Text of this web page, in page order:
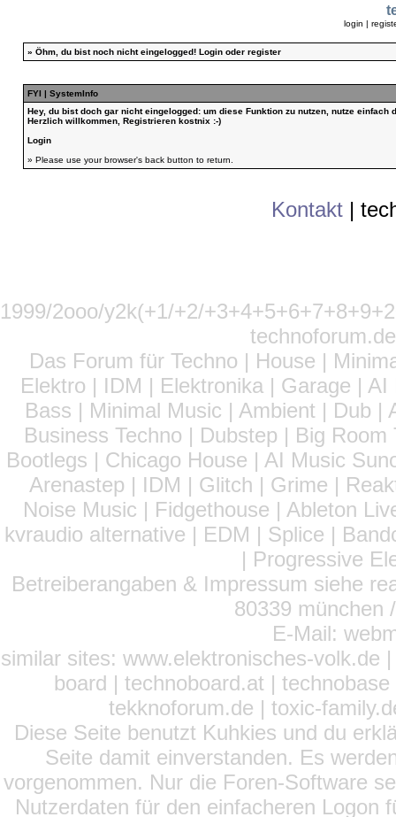
login |
» Öhm, du bist noch nicht eingelogged! Loginoder register
FYI | SystemInfo
Hey, du bist doch gar nicht eingelogged: um diese Funktion zu nutzen, nutze
Herzlich willkommen, Registrieren kostnix :-)
Login
» Please use your browser's back button to return.
Kontakt |
1999/2ooo/y2k(+1/+2/
Das Forum für Techno | House |
Elektro | IDM | Elektronika | Garage |
Bass | Minimal Music | Ambient | Dub
Business Techno | Dubstep | Big
Bootlegs | Chicago House | AI Music
Arenastep | IDM | Glitch | Grime |
Noise Music | Fidgethouse | Ableton
kvraudio alternative | EDM | Splice |
| Progressive
Betreiberangaben & Impressum siehe
80339 münchen
E-Mail:
similar sites: www.elektronisches-volk.de
board | technoboard.at |
tekknoforum.de | toxic-
Diese Seite benutzt Kuhkies und du
Seite damit einverstanden. Es
vorgenommen. Nur die Foren-Software
Nutzerdaten für den einfacheren Logon